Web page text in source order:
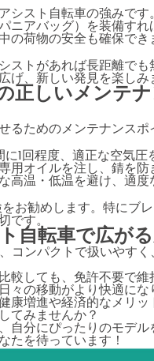
シスト自転車の強みです
ニアバッグ）を装備すれ
の荷物の安全も確保でき
ストがあれば長距離でも
げ、新しい発見を楽しみ
正しいメンテ
るためのメンテナンスポ
に1回程度、適正な空気圧
用オイルを注し、錆を防
高温・低温を避け、適
お勧めします。特にブ
です。
自転車で広が
コンパクトで扱いやす
較しても、免許不要で
々の移動がより快適にな
康増進や経済的なメリ
てみませんか？
自分にぴったりのモデル
たを待っています！